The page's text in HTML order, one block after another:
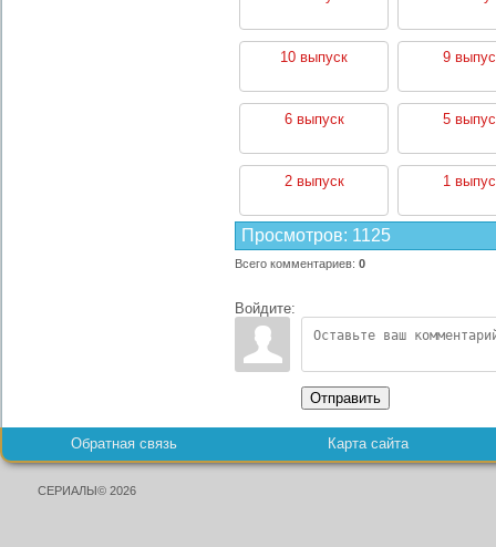
10 выпуск 9
6 выпуск 5
2 выпуск 1
Просмотров: 1125
Всего комментариев: 0
Войдите:
Отправить
Обратная связь Карта сайта
СЕРИАЛЫ© 2026